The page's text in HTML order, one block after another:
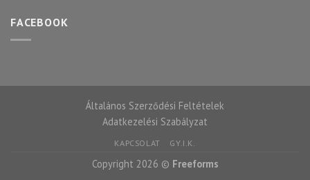
FACEBOOK
Általános Szerződési Feltételek
Adatkezelési Szabályzat
KAPCSOLAT GY.I.K.
Copyright 2026 © Freeforms